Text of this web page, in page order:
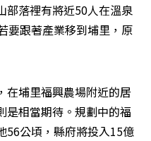
部落裡有將近50人在溫泉
要跟著產業移到埔里，原
在埔里福興農場附近的居
是相當期待。規劃中的福
56公頃，縣府將投入15億